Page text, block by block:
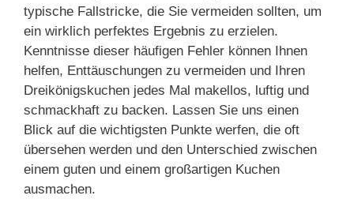
typische Fallstricke, die Sie vermeiden sollten, um
ein wirklich perfektes Ergebnis zu erzielen.
Kenntnisse dieser häufigen Fehler können Ihnen
helfen, Enttäuschungen zu vermeiden und Ihren
Dreikönigskuchen jedes Mal makellos, luftig und
schmackhaft zu backen. Lassen Sie uns einen
Blick auf die wichtigsten Punkte werfen, die oft
übersehen werden und den Unterschied zwischen
einem guten und einem großartigen Kuchen
ausmachen.